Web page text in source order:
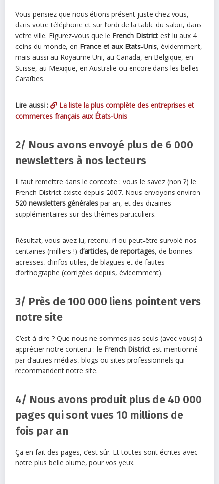
Vous pensiez que nous étions présent juste chez vous,
dans votre téléphone et sur l’ordi de la table du salon, dans
votre ville. Figurez-vous que le French District est lu aux 4
coins du monde, en France et aux Etats-Unis, évidemment,
mais aussi au Royaume Uni, au Canada, en Belgique, en
Suisse, au Mexique, en Australie ou encore dans les belles
Caraïbes.
Lire aussi :
La liste la plus complète des entreprises et
commerces français aux États-Unis
2/ Nous avons envoyé plus de 6 000
newsletters à nos lecteurs
Il faut remettre dans le contexte : vous le savez (non ?) le
French District existe depuis 2007. Nous envoyons environ
520 newsletters générales par an, et des dizaines
supplémentaires sur des thèmes particuliers.
Résultat, vous avez lu, retenu, ri ou peut-être survolé nos
centaines (milliers !)d’articles, de reportages, de bonnes
adresses, d’infos utiles, de blagues et de fautes
d’orthographe (corrigées depuis, évidemment).
3/ Près de 100 000 liens pointent vers
notre site
C’est à dire ? Que nous ne sommes pas seuls (avec vous) à
apprécier notre contenu : le French District est mentionné
par d’autres médias, blogs ou sites professionnels qui
recommandent notre site.
4/ Nous avons produit plus de 40 000
pages qui sont vues 10 millions de
fois par an
Ça en fait des pages, c’est sûr. Et toutes sont écrites avec
notre plus belle plume, pour vos yeux.